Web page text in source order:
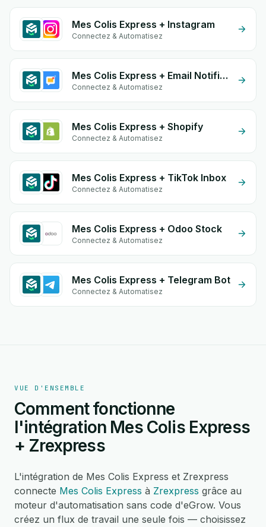
Mes Colis Express + Instagram
Connectez & Automatisez
Mes Colis Express + Email Notifications by eGrow
Connectez & Automatisez
Mes Colis Express + Shopify
Connectez & Automatisez
Mes Colis Express + TikTok Inbox
Connectez & Automatisez
Mes Colis Express + Odoo Stock
Connectez & Automatisez
Mes Colis Express + Telegram Bot
Connectez & Automatisez
VUE D'ENSEMBLE
Comment fonctionne
l'intégration Mes Colis Express
+ Zrexpress
L'intégration de Mes Colis Express et Zrexpress
connecte Mes Colis Express à Zrexpress grâce au
moteur d'automatisation sans code d'eGrow. Vous
créez un flux de travail une seule fois — choisissez